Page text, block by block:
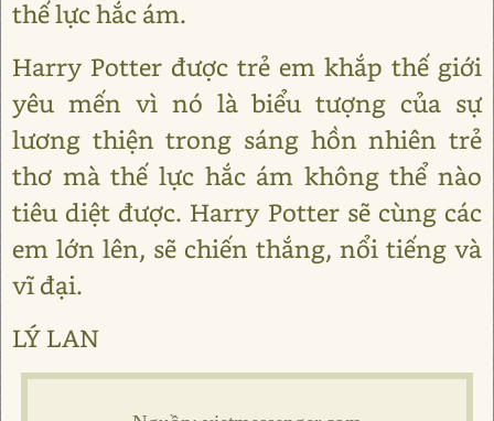
thế lực hắc ám.
Harry Potter được trẻ em khắp thế giới
yêu mến vì nó là biểu tượng của sự
lương thiện trong sáng hồn nhiên trẻ
thơ mà thế lực hắc ám không thể nào
tiêu diệt được. Harry Potter sẽ cùng các
em lớn lên, sẽ chiến thắng, nổi tiếng và
vĩ đại.
LÝ LAN